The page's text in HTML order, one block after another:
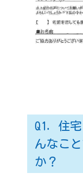
Q1. 住
んなこ
か？